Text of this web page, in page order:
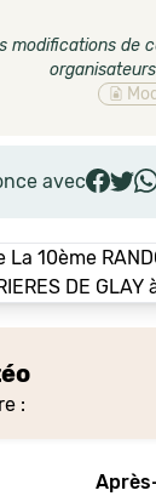
:
modifications de
avec